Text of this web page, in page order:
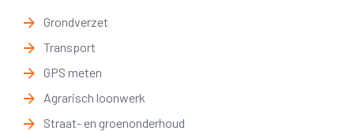
Grondverzet
Transport
GPS meten
Agrarisch loonwerk
Straat- en groenonderhoud